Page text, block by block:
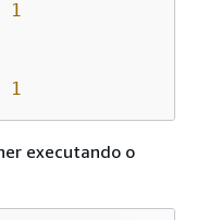
1
1
executando o